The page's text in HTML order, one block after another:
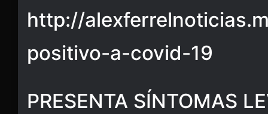
http://
positivo-a-covid-19
PRESENTA SÍNTOMAS